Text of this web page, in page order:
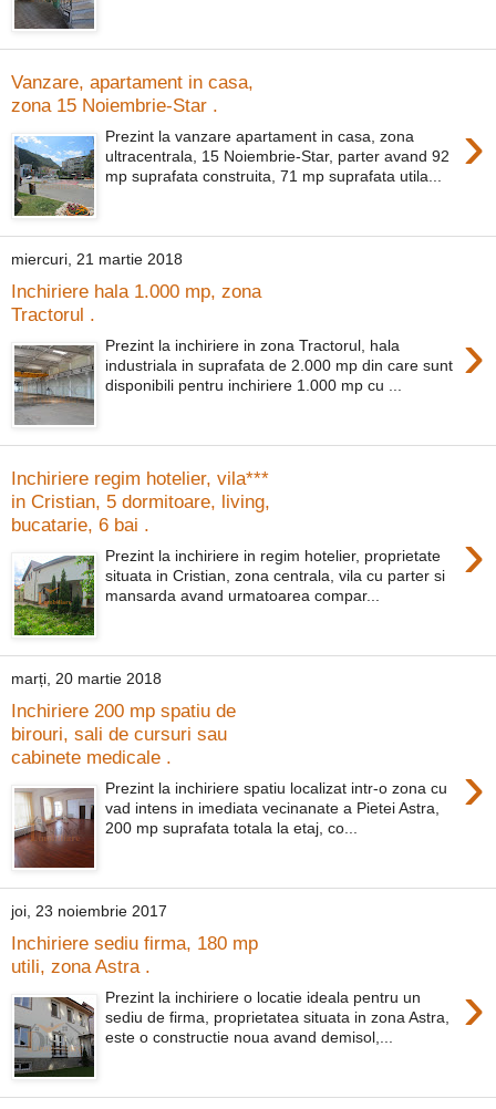
Vanzare, apartament in casa,
zona 15 Noiembrie-Star .
›
Prezint la vanzare apartament in casa, zona
ultracentrala, 15 Noiembrie-Star, parter avand 92
mp suprafata construita, 71 mp suprafata utila...
miercuri, 21 martie 2018
Inchiriere hala 1.000 mp, zona
Tractorul .
›
Prezint la inchiriere in zona Tractorul, hala
industriala in suprafata de 2.000 mp din care sunt
disponibili pentru inchiriere 1.000 mp cu ...
Inchiriere regim hotelier, vila***
in Cristian, 5 dormitoare, living,
bucatarie, 6 bai .
›
Prezint la inchiriere in regim hotelier, proprietate
situata in Cristian, zona centrala, vila cu parter si
mansarda avand urmatoarea compar...
marți, 20 martie 2018
Inchiriere 200 mp spatiu de
birouri, sali de cursuri sau
cabinete medicale .
›
Prezint la inchiriere spatiu localizat intr-o zona cu
vad intens in imediata vecinanate a Pietei Astra,
200 mp suprafata totala la etaj, co...
joi, 23 noiembrie 2017
Inchiriere sediu firma, 180 mp
utili, zona Astra .
›
Prezint la inchiriere o locatie ideala pentru un
sediu de firma, proprietatea situata in zona Astra,
este o constructie noua avand demisol,...